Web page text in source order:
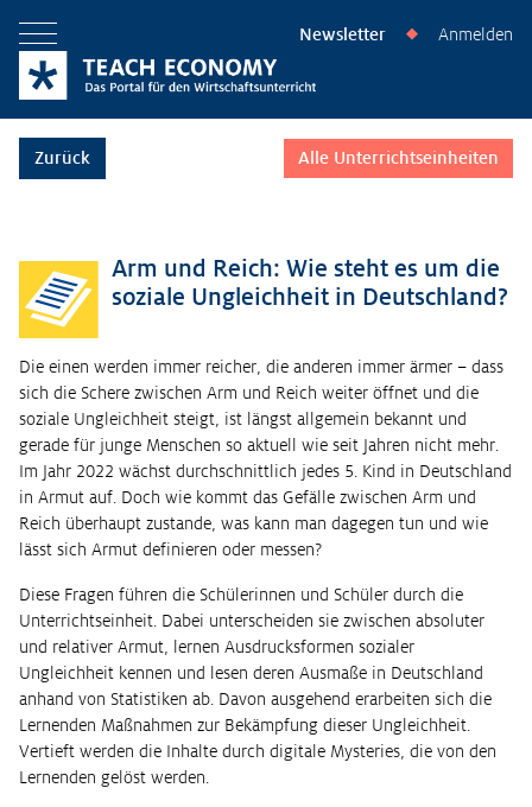
Menü öffnen Newsletter ◆ Anmelden
Zurück Alle Unterrichtseinheiten
Arm und Reich: Wie steht es um die
soziale Ungleichheit in Deutschland?
Die einen werden immer reicher, die anderen immer ärmer – dass
sich die Schere zwischen Arm und Reich weiter öffnet und die
soziale Ungleichheit steigt, ist längst allgemein bekannt und
gerade für junge Menschen so aktuell wie seit Jahren nicht mehr.
Im Jahr 2022 wächst durchschnittlich jedes 5. Kind in Deutschland
in Armut auf. Doch wie kommt das Gefälle zwischen Arm und
Reich überhaupt zustande, was kann man dagegen tun und wie
lässt sich Armut definieren oder messen?
Diese Fragen führen die Schülerinnen und Schüler durch die
Unterrichtseinheit. Dabei unterscheiden sie zwischen absoluter
und relativer Armut, lernen Ausdrucksformen sozialer
Ungleichheit kennen und lesen deren Ausmaße in Deutschland
anhand von Statistiken ab. Davon ausgehend erarbeiten sich die
Lernenden Maßnahmen zur Bekämpfung dieser Ungleichheit.
Vertieft werden die Inhalte durch digitale Mysteries, die von den
Lernenden gelöst werden.